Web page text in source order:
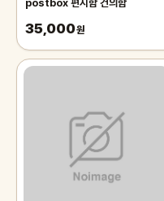
postbox 편지함 건의함
35,000원